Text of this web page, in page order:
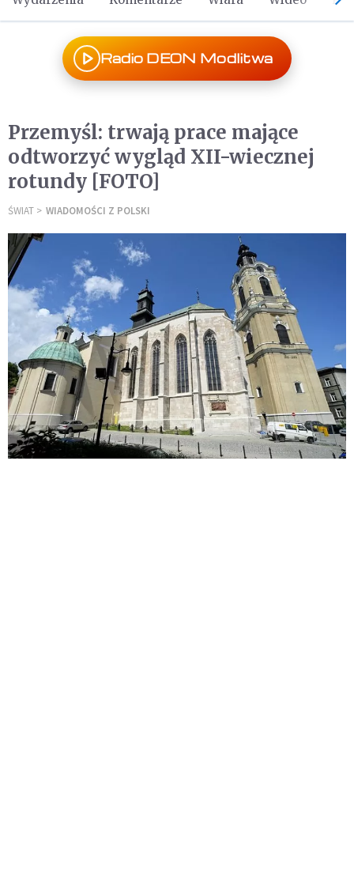
Radio DEON Modlitwa
Przemyśl: trwają prace mające
odtworzyć wygląd XII-wiecznej
rotundy [FOTO]
ŚWIAT WIADOMOŚCI Z POLSKI